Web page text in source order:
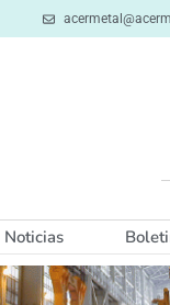
Noticias